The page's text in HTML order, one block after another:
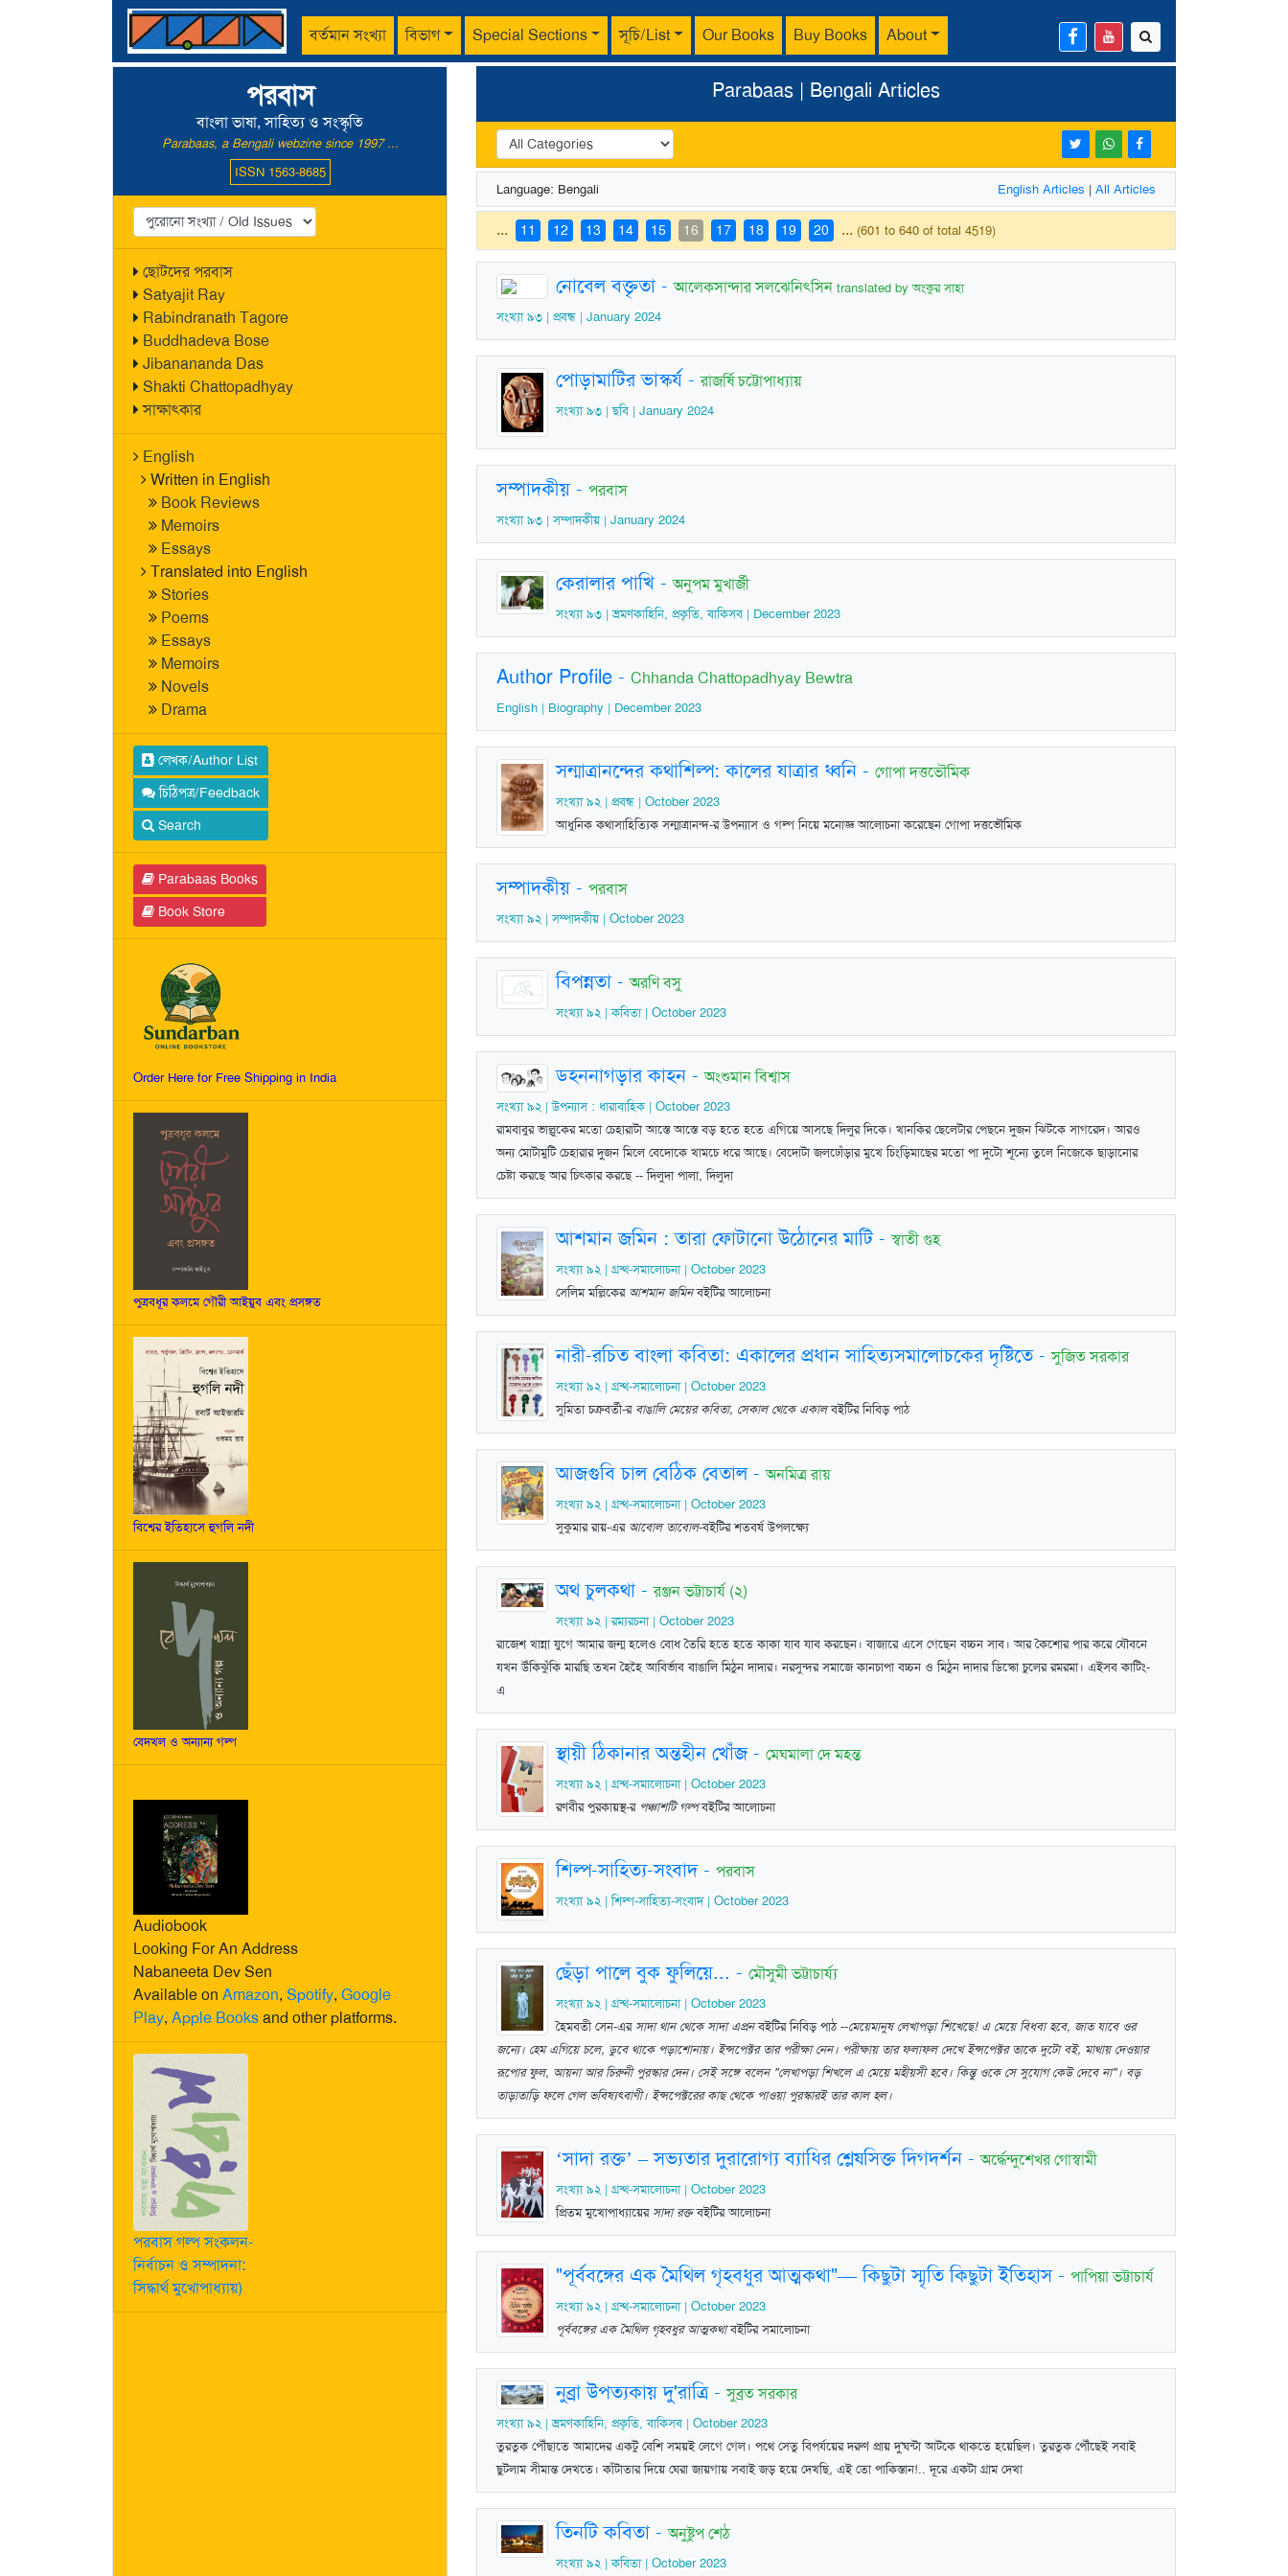
বর্তমান সংখ্যা বিভাগ Special Sections সূচি/List Our Books Buy Books About
পরবাস
বাংলা ভাষা, সাহিত্য ও সংস্কৃতি
Parabaas, a Bengali webzine since 1997 ...
ISSN 1563-8685
ছোটদের পরবাস
Satyajit Ray
Rabindranath Tagore
Buddhadeva Bose
Jibanananda Das
Shakti Chattopadhyay
সাক্ষাৎকার
English
Written in English
Book Reviews
Memoirs
Essays
Translated into English
Stories
Poems
Essays
Memoirs
Novels
Drama
লেখক/Author List
চিঠিপত্র/Feedback
Search
Parabaas Books
Book Store
Order Here for Free Shipping in India
পুত্রবধূর কলমে গৌরী আইয়ুব এবং প্রসঙ্গত
বিশ্বের ইতিহাসে হুগলি নদী
বেদখল ও অন্যান্য গল্প
Audiobook
Looking For An Address
Nabaneeta Dev Sen
Available on Amazon, Spotify, Google
Play, Apple Booksand other platforms.
পরবাস গল্প সংকলন-
নির্বাচন ও সম্পাদনা:
সিদ্ধার্থ মুখোপাধ্যায়)
Parabaas | Bengali Articles
Language: Bengali English Articles | All Articles
... 11 12 13 14 15 16 17 18 19 20 ... (601 to 640 of total 4519)
নোবেল বক্তৃতা-আলেকসান্দার সলঝেনিৎসিন translated by অংকুর সাহা
সংখ্যা ৯৩ | প্রবন্ধ | January 2024
পোড়ামাটির ভাস্কর্য -রাজর্ষি চট্টোপাধ্যায়
সংখ্যা ৯৩ | ছবি | January 2024
সম্পাদকীয়- পরবাস
সংখ্যা ৯৩ | সম্পাদকীয় | January 2024
কেরালার পাখি-অনুপম মুখার্জী
সংখ্যা ৯৩ | ভ্রমণকাহিনি, প্রকৃতি, বাকিসব | December 2023
Author Profile - Chhanda Chattopadhyay Bewtra
English | Biography | December 2023
সন্মাত্রানন্দের কথাশিল্প: কালের যাত্রার ধ্বনি - গোপা দত্তভৌমিক
সংখ্যা ৯২ | প্রবন্ধ | October 2023
আধুনিক কথাসাহিত্যিক সন্মাত্রানন্দ-র উপন্যাস ও গল্প নিয়ে মনোজ্ঞ আলোচনা করেছেন গোপা দত্তভৌমিক
সম্পাদকীয়- পরবাস
সংখ্যা ৯২ | সম্পাদকীয় | October 2023
বিপন্নতা -অরণি বসু
সংখ্যা ৯২ | কবিতা | October 2023
ডহননাগড়ার কাহন -অংশুমান বিশ্বাস
সংখ্যা ৯২ | উপন্যাস : ধারাবাহিক | October 2023
রামবাবুর ভাল্লুকের মতো চেহারাটা আস্তে আস্তে বড় হতে হতে এগিয়ে আসছে দিলুর দিকে। খানকির ছেলেটার পেছনে দুজন ঝিটকে সাগরেদ। আরও
অন্য মোটামুটি চেহারার দুজন মিলে বেদোকে খামচে ধরে আছে। বেদোটা জলঢোঁড়ার মুখে চিংড়িমাছের মতো পা দুটো শূন্যে তুলে নিজেকে ছাড়ানোর
চেষ্টা করছে আর চিৎকার করছে -- দিলুদা পালা, দিলুদা
আশমান জমিন : তারা ফোটানো উঠোনের মাটি -স্বাতী গুহ
সংখ্যা ৯২ | গ্রন্থ-সমালোচনা | October 2023
সেলিম মল্লিকের আশমান জমিনবইটির আলোচনা
নারী-রচিত বাংলা কবিতা: একালের প্রধান সাহিত্যসমালোচকের দৃষ্টিতে-সুজিত সরকার
সংখ্যা ৯২ | গ্রন্থ-সমালোচনা | October 2023
সুমিতা চক্রবর্তী-র বাঙালি মেয়ের কবিতা, সেকাল থেকে একালবইটির নিবিড় পাঠ
আজগুবি চাল বেঠিক বেতাল -অনমিত্র রায়
সংখ্যা ৯২ | গ্রন্থ-সমালোচনা | October 2023
সুকুমার রায়-এর আবোল তাবোল-বইটির শতবর্ষ উপলক্ষ্যে
অথ চুলকথা -রঞ্জন ভট্টাচার্য (২)
সংখ্যা ৯২ | রম্যরচনা | October 2023
রাজেশ খান্না যুগে আমার জন্ম হলেও বোধ তৈরি হতে হতে কাকা যাব যাব করছেন। বাজারে এসে গেছেন বচ্চন সাব। আর কৈশোর পার করে যৌবনে
যখন উঁকিঝুঁকি মারছি তখন হৈহৈ আবির্ভাব বাঙালি মিঠুন দাদার। নরসুন্দর সমাজে কানচাপা বচ্চন ও মিঠুন দাদার ডিস্কো চুলের রমরমা। এইসব কাটিং-
এ
স্থায়ী ঠিকানার অন্তহীন খোঁজ- মেঘমালা দে মহন্ত
সংখ্যা ৯২ | গ্রন্থ-সমালোচনা | October 2023
রণবীর পুরকায়স্থ-র পঞ্চাশটি গল্পবইটির আলোচনা
শিল্প-সাহিত্য-সংবাদ- পরবাস
সংখ্যা ৯২ | শিল্প-সাহিত্য-সংবাদ | October 2023
ছেঁড়া পালে বুক ফুলিয়ে... - মৌসুমী ভট্টাচার্য্য
সংখ্যা ৯২ | গ্রন্থ-সমালোচনা | October 2023
হৈমবতী সেন-এর সাদা থান থেকে সাদা এপ্রনবইটির নিবিড় পাঠ --মেয়েমানুষ লেখাপড়া শিখেছে! এ মেয়ে বিধবা হবে, জাত যাবে ওর
জন্যে। হেম এগিয়ে চলে, ডুবে থাকে পড়াশোনায়। ইন্সপেক্টর তার পরীক্ষা নেন। পরীক্ষায় তার ফলাফল দেখে ইন্সপেক্টর তাকে দুটো বই, মাথায় দেওয়ার
রূপোর ফুল, আয়না আর চিরুনী পুরস্কার দেন। সেই সঙ্গে বলেন "লেখাপড়া শিখলে এ মেয়ে মহীয়সী হবে। কিন্তু ওকে সে সুযোগ কেউ দেবে না"। বড়
তাড়াতাড়ি ফলে গেল ভবিষ্যৎবাণী। ইন্সপেক্টরের কাছ থেকে পাওয়া পুরস্কারই তার কাল হল।
‘সাদা রক্ত’ – সভ্যতার দুরারোগ্য ব্যাধির শ্লেষসিক্ত দিগদর্শন -অর্দ্ধেন্দুশেখর গোস্বামী
সংখ্যা ৯২ | গ্রন্থ-সমালোচনা | October 2023
প্রিতম মুখোপাধ্যায়ের সাদা রক্তবইটির আলোচনা
"পূর্ববঙ্গের এক মৈথিল গৃহবধুর আত্মকথা"— কিছুটা স্মৃতি কিছুটা ইতিহাস- পাপিয়া ভট্টাচার্য
সংখ্যা ৯২ | গ্রন্থ-সমালোচনা | October 2023
পূর্ববঙ্গের এক মৈথিল গৃহবধুর আত্মকথাবইটির সমালোচনা
নুব্রা উপত্যকায় দু'রাত্রি-সুব্রত সরকার
সংখ্যা ৯২ | ভ্রমণকাহিনি, প্রকৃতি, বাকিসব | October 2023
তুরতুক পৌঁছাতে আমাদের একটু বেশি সময়ই লেগে গেল। পথে সেতু বিপর্যয়ের দরুণ প্রায় দু'ঘন্টা আটকে থাকতে হয়েছিল। তুরতুক পৌঁছেই সবাই
ছুটলাম সীমান্ত দেখতে। কাঁটাতার দিয়ে ঘেরা জায়গায় সবাই জড় হয়ে দেখছি, এই তো পাকিস্তান!.. দূরে একটা গ্রাম দেখা
তিনটি কবিতা-অনুষ্টুপ শেঠ
সংখ্যা ৯২ | কবিতা | October 2023